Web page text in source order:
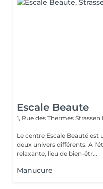
Escale Beaute
1, Rue des Thermes Strassen
Le centre Escale Beauté
deux univers différents. A l'étage, profitez d'une atmosphère
relaxante, lieu de bien-êtr...
Manucure